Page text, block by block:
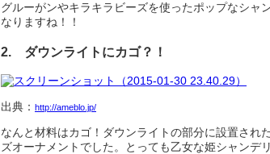
グルーがンやキラキラビーズを使ったポップなシャ
なりますね！！
2. ダウンライトにカゴ？！
出典： http://ameblo.jp/
なんと材料はカゴ！ダウンライトの部分に設置され
ズオーナメントでした。とっても乙女な姫シャンデ